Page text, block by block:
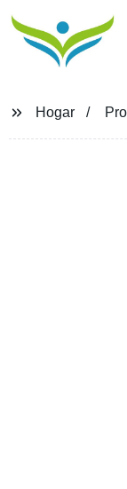
Hogar